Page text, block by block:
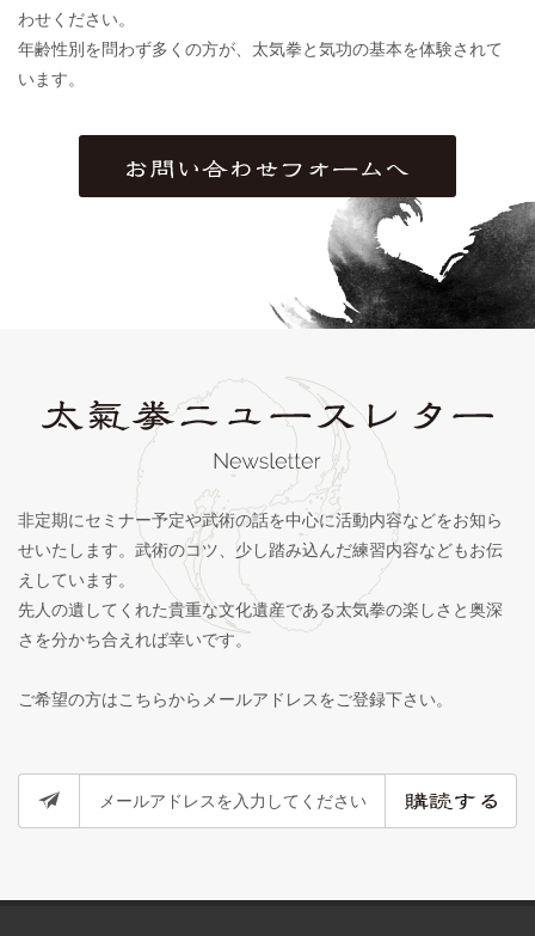
わせください。
年齢性別を問わず多くの方が、太気拳と気功の基本を体験されて
います。
非定期にセミナー予定や武術の話を中心に活動内容などをお知ら
せいたします。武術のコツ、少し踏み込んだ練習内容などもお伝
えしています。
先人の遺してくれた貴重な文化遺産である太気拳の楽しさと奥深
さを分かち合えれば幸いです。
ご希望の方はこちらからメールアドレスをご登録下さい。